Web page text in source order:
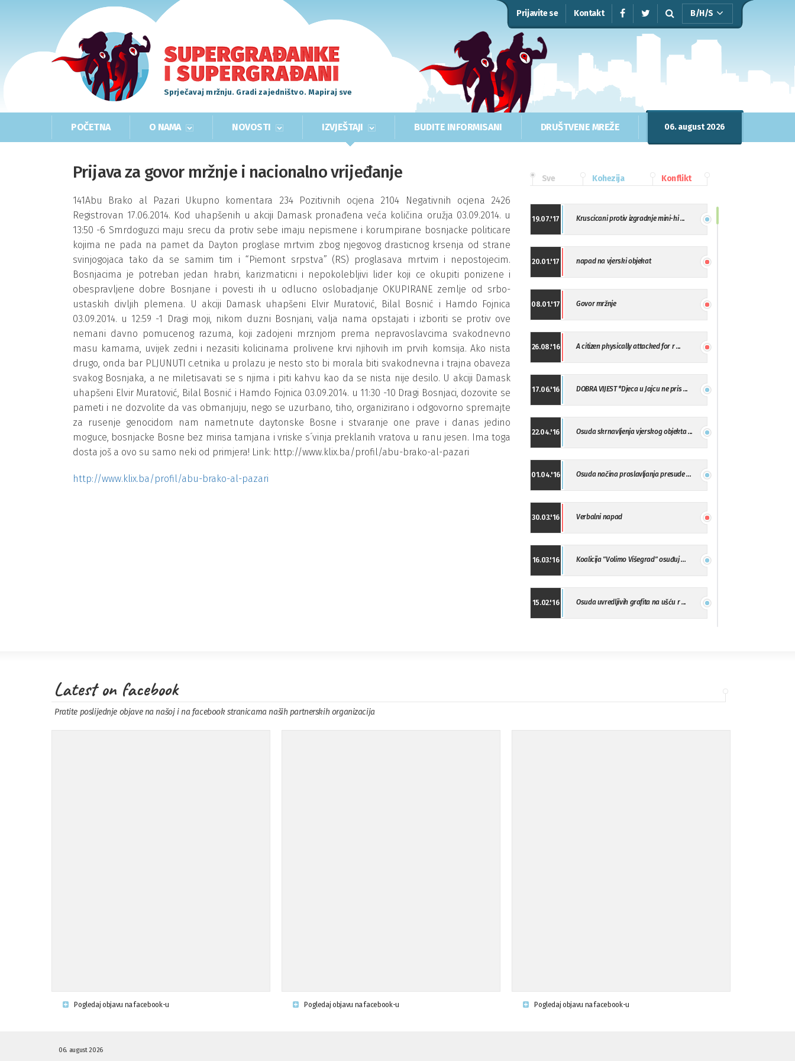
Prijavite se Kontakt B/H/S
Sprječavaj mržnju. Gradi zajedništvo. Mapiraj sve
POČETNA O NAMA NOVOSTI IZVJEŠTAJI BUDITE INFORMISANI DRUŠTVENE MREŽE 06. august 2026
Prijava za govor mržnje i nacionalno vrijeđanje
141Abu Brako al Pazari Ukupno komentara 234 Pozitivnih ocjena 2104 Negativnih ocjena 2426
Registrovan 17.06.2014. Kod uhapšenih u akciji Damask pronađena veća količina oružja 03.09.2014. u
13:50 -6 Smrdoguzci maju srecu da protiv sebe imaju nepismene i korumpirane bosnjacke politicare
kojima ne pada na pamet da Dayton proglase mrtvim zbog njegovog drasticnog krsenja od strane
svinjogojaca tako da se samim tim i “Piemont srpstva” (RS) proglasava mrtvim i nepostojecim.
Bosnjacima je potreban jedan hrabri, karizmaticni i nepokolebljivi lider koji ce okupiti ponizene i
obespravljene dobre Bosnjane i povesti ih u odlucno oslobadjanje OKUPIRANE zemlje od srbo-
ustaskih divljih plemena. U akciji Damask uhapšeni Elvir Muratović, Bilal Bosnić i Hamdo Fojnica
03.09.2014. u 12:59 -1 Dragi moji, nikom duzni Bosnjani, valja nama opstajati i izboriti se protiv ove
nemani davno pomucenog razuma, koji zadojeni mrznjom prema nepravoslavcima svakodnevno
masu kamama, uvijek zedni i nezasiti kolicinama prolivene krvi njihovih im prvih komsija. Ako nista
drugo, onda bar PLJUNUTI c.etnika u prolazu je nesto sto bi morala biti svakodnevna i trajna obaveza
svakog Bosnjaka, a ne miletisavati se s njima i piti kahvu kao da se nista nije desilo. U akciji Damask
uhapšeni Elvir Muratović, Bilal Bosnić i Hamdo Fojnica 03.09.2014. u 11:30 -10 Dragi Bosnjaci, dozovite se
pameti i ne dozvolite da vas obmanjuju, nego se uzurbano, tiho, organizirano i odgovorno spremajte
za rusenje genocidom nam nametnute daytonske Bosne i stvaranje one prave i danas jedino
moguce, bosnjacke Bosne bez mirisa tamjana i vriske s´vinja preklanih vratova u ranu jesen. Ima toga
dosta još a ovo su samo neki od primjera! Link: http://www.klix.ba/profil/abu-brako-al-pazari
http://www.klix.ba/profil/abu-brako-al-pazari
Sve Kohezija Konflikt
19.07.'17 Kruscicani protiv izgradnje mini-hi ...
20.01.'17 napad na vjerski objekat
08.01.'17 Govor mržnje
26.08.'16 A citizen physically attacked for r ...
17.06.'16 DOBRA VIJEST *Djeca u Jajcu ne pris ...
22.04.'16 Osuda skrnavljenja vjerskog objekta ...
01.04.'16 Osuda načina proslavljanja presude ...
30.03.'16 Verbalni napad
16.03.'16 Koalicija "Volimo Višegrad" osuđuj ...
15.02.'16 Osuda uvredljivih grafita na ušću r ...
09.11.'15 Osuda incidenta tokom dženaze na Pe ...
Latest on facebook
Pratite poslijednje objave na našoj i na facebook stranicama naših partnerskih organizacija
Pogledaj objavu na facebook-u Pogledaj objavu na facebook-u Pogledaj objavu na facebook-u
06. august 2026